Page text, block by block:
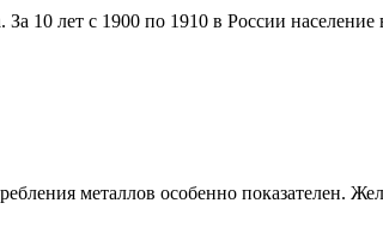
10 лет с 1900 по 1910 в России
металлов особенно показателен.